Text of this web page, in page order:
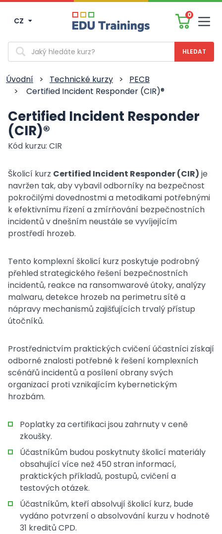
CZ
0
Vyhledávání
Úvodní > Technické kurzy >
PECB
>
Certified Incident Responder (CIR)®
Certified Incident Responder
(CIR)®
Kód kurzu: CIR
Školicí kurz Certified Incident Responder (CIR) je
navržen tak, aby vybavil odborníky na bezpečnost
pokročilými dovednostmi a metodikami potřebnými
k efektivnímu řízení a zmírňování bezpečnostních
incidentů v dnešním neustále se vyvíjejícím
prostředí hrozeb.
Tento komplexní školicí kurz poskytuje podrobný
přehled strategického řešení bezpečnostních
incidentů, reakce na ransomwarové útoky, analýzy
malwaru, detekce hrozeb na perimetru sítě a
nápravy mechanismů zajišťujících trvalý přístup
útočníků.
Prostřednictvím praktických cvičení účastníci získají
odborné znalosti potřebné k řešení komplexních
scénářů incidentů a posílení obrany svých
organizací proti vznikajícím kybernetickým
hrozbám.
Poplatky za certifikaci jsou zahrnuty v ceně
zkoušky.
Účastníkům budou poskytnuty školicí materiály
obsahující více než 450 stran informací,
praktických příkladů, postupů, cvičení a
testových otázek.
Účastníkům, kteří absolvují školicí kurz, bude
vydáno potvrzení o absolvování kurzu v hodnotě
31 kreditů CPD.